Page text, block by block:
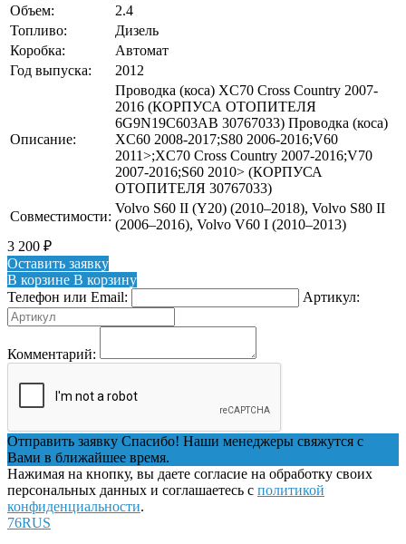
Объем:
2.4
Топливо:
Дизель
Коробка:
Автомат
Год выпуска:
2012
Описание:
Проводка (коса) XC70 Cross Country 2007-
2016 (КОРПУСА ОТОПИТЕЛЯ
6G9N19C603AB 30767033) Проводка (коса)
XC60 2008-2017;S80 2006-2016;V60
2011>;XC70 Cross Country 2007-2016;V70
2007-2016;S60 2010> (КОРПУСА
ОТОПИТЕЛЯ 30767033)
Совместимости:
Volvo S60 II (Y20) (2010–2018), Volvo S80 II
(2006–2016), Volvo V60 I (2010–2013)
3 200 ₽
Оставить заявку
В корзине В корзину
Телефон или Email:
Артикул:
Комментарий:
Отправить заявку Спасибо! Наши менеджеры свяжутся с
Вами в ближайшее время.
Нажимая на кнопку, вы даете согласие на обработку своих
персональных данных и соглашаетесь с политикой
конфиденциальности.
76RUS